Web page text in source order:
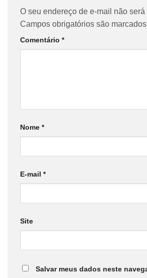
O seu endereço de e-mail não
Campos obrigatórios são
Comentário *
Nome *
E-mail *
Site
Salvar meus dados neste